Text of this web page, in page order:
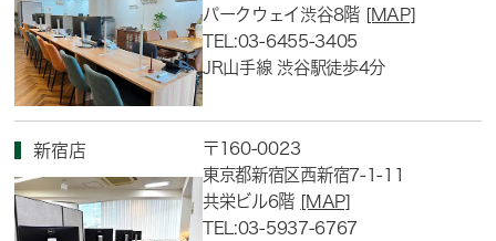
パークウェイ渋谷8階 [MAP]
TEL:03-6455-3405
JR山手線 渋谷駅徒歩4分
新宿店
〒160-0023
東京都新宿区西新宿7-1-11
共栄ビル6階 [MAP]
TEL:03-5937-6767